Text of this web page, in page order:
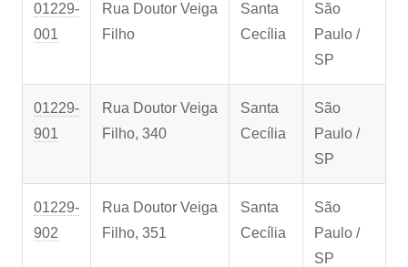
01229-
001
Rua Doutor Veiga
Filho
Santa
Cecília
São
Paulo /
SP
01229-
901
Rua Doutor Veiga
Filho, 340
Santa
Cecília
São
Paulo /
SP
01229-
902
Rua Doutor Veiga
Filho, 351
Santa
Cecília
São
Paulo /
SP